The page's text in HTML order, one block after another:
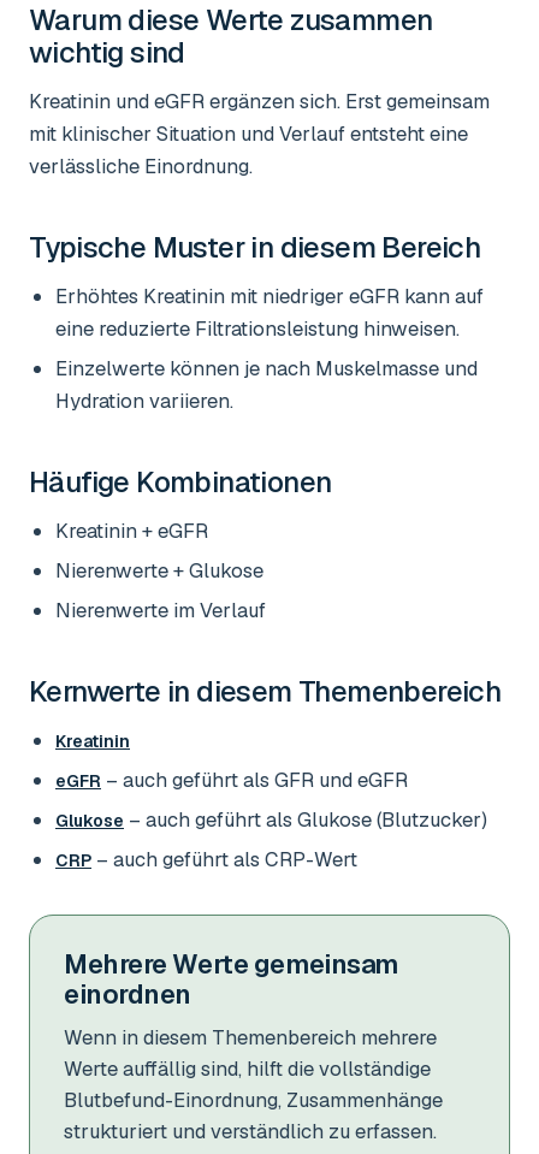
Warum diese Werte zusammen
wichtig sind
Kreatinin und eGFR ergänzen sich. Erst gemeinsam
mit klinischer Situation und Verlauf entsteht eine
verlässliche Einordnung.
Typische Muster in diesem Bereich
Erhöhtes Kreatinin mit niedriger eGFR kann auf
eine reduzierte Filtrationsleistung hinweisen.
Einzelwerte können je nach Muskelmasse und
Hydration variieren.
Häufige Kombinationen
Kreatinin + eGFR
Nierenwerte + Glukose
Nierenwerte im Verlauf
Kernwerte in diesem Themenbereich
Kreatinin
eGFR – auch geführt als GFR und eGFR
Glukose – auch geführt als Glukose (Blutzucker)
CRP – auch geführt als CRP-Wert
Mehrere Werte gemeinsam
einordnen
Wenn in diesem Themenbereich mehrere
Werte auffällig sind, hilft die vollständige
Blutbefund-Einordnung, Zusammenhänge
strukturiert und verständlich zu erfassen.